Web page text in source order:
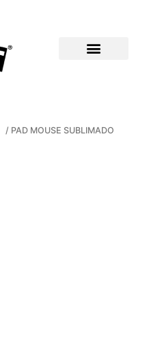
/ PAD MOUSE SUBLIMADO